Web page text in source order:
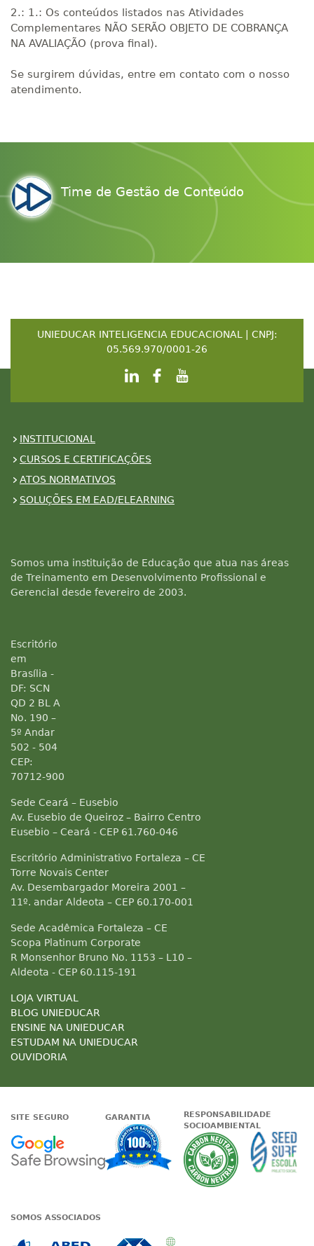
2.: 1.: Os conteúdos listados nas Atividades
Complementares NÃO SERÃO OBJETO DE COBRANÇA
NA AVALIAÇÃO (prova final).
Se surgirem dúvidas, entre em contato com o nosso
atendimento.
Time de Gestão de Conteúdo
UNIEDUCAR INTELIGENCIA EDUCACIONAL | CNPJ:
05.569.970/0001-26
INSTITUCIONAL
CURSOS E CERTIFICAÇÕES
ATOS NORMATIVOS
SOLUÇÕES EM EAD/ELEARNING
Somos uma instituição de Educação que atua nas áreas
de Treinamento em Desenvolvimento Profissional e
Gerencial desde fevereiro de 2003.
Escritório
em
Brasília -
DF: SCN
QD 2 BL A
No. 190 –
5º Andar
502 - 504
CEP:
70712-900
Sede Ceará – Eusebio
Av. Eusebio de Queiroz – Bairro Centro
Eusebio – Ceará - CEP 61.760-046
Escritório Administrativo Fortaleza – CE
Torre Novais Center
Av. Desembargador Moreira 2001 –
11º. andar Aldeota – CEP 60.170-001
Sede Acadêmica Fortaleza – CE
Scopa Platinum Corporate
R Monsenhor Bruno No. 1153 – L10 –
Aldeota - CEP 60.115-191
LOJA VIRTUAL
BLOG UNIEDUCAR
ENSINE NA UNIEDUCAR
ESTUDAM NA UNIEDUCAR
OUVIDORIA
SITE SEGURO
Google - Status do site no
GARANTIA
Garantia de
RESPONSABILIDADE
SOCIOAMBIENTAL
A
SOMOS ASSOCIADOS